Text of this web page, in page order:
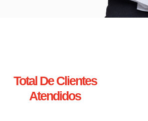
Total De Clientes
Atendidos